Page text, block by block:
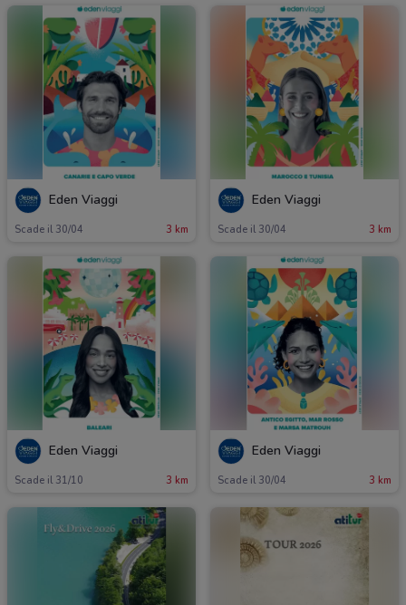
Eden Viaggi
Scade il 30/04 3 km
Eden Viaggi
Scade il 30/04 3 km
Eden Viaggi
Scade il 31/10 3 km
Eden Viaggi
Scade il 30/04 3 km